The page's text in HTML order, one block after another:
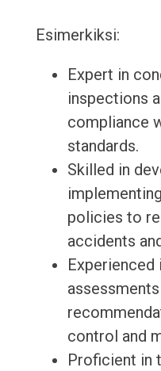
Esimerkiksi:
Expert in
inspections
compliance
standards.
Skilled in
policies to
accidents
control and
Proficient in